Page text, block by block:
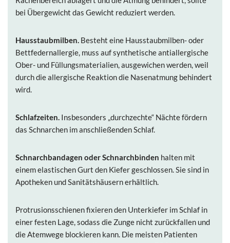
bei Übergewicht das Gewicht reduziert werden.
Hausstaubmilben. Besteht eine Hausstaubmilben- oder
Bettfedernallergie, muss auf synthetische antiallergische
Ober- und Füllungsmaterialien, ausgewichen werden, weil
durch die allergische Reaktion die Nasenatmung behindert
wird.
Schlafzeiten. Insbesonders „durchzechte“ Nächte fördern
das Schnarchen im anschließenden Schlaf.
Schnarchbandagen oder Schnarchbinden halten mit
einem elastischen Gurt den Kiefer geschlossen. Sie sind in
Apotheken und Sanitätshäusern erhältlich.
Protrusionsschienen fixieren den Unterkiefer im Schlaf in
einer festen Lage, sodass die Zunge nicht zurückfallen und
die Atemwege blockieren kann. Die meisten Patienten